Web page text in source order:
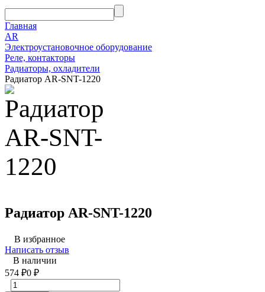
Главная
AR
Электроустановочное оборудование
Реле, контакторы
Радиаторы, охладители
Радиатор AR-SNT-1220
Радиатор AR-SNT-1220
В избранное
Написать отзыв
В наличии
574 ₽0 ₽